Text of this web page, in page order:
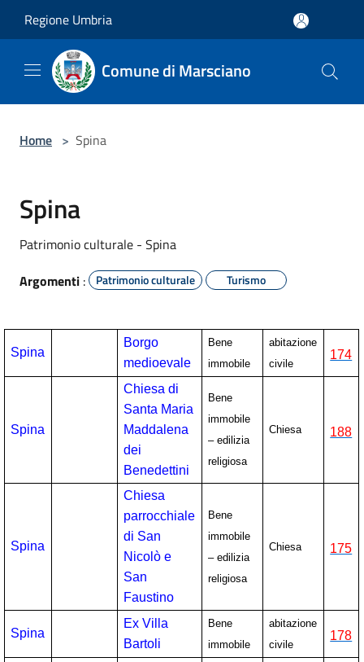
Regione Umbria
Comune di Marsciano
Home > Spina
Spina
Patrimonio culturale - Spina
Argomenti : Patrimonio culturale Turismo
Spina
Borgo
medioevale
Bene
immobile
abitazione
civile
174
Spina
Chiesa di
Santa Maria
Maddalena
dei
Benedettini
Bene
immobile
– edilizia
religiosa
Chiesa 188
Spina
Chiesa
parrocchiale
di San
Nicolò e
San
Faustino
Bene
immobile
– edilizia
religiosa
Chiesa 175
Spina
Ex Villa
Bartoli
Bene
immobile
abitazione
civile
178